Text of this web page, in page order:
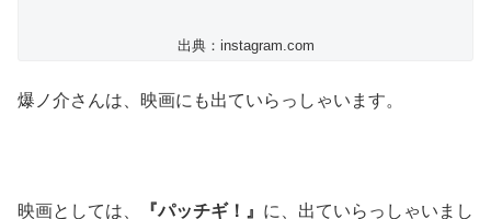
出典：instagram.com
爆ノ介さんは、映画にも出ていらっしゃいます。
映画としては、 『パッチギ！』 に、出ていらっしゃいまし